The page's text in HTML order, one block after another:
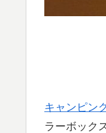
キャンピン
ラーボック